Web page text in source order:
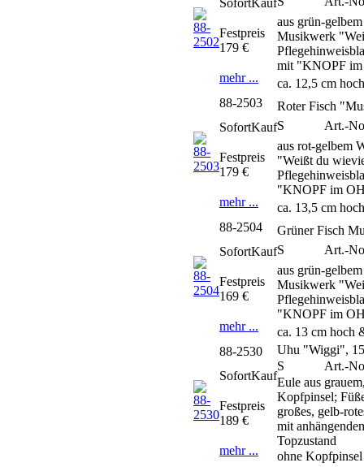
aus grün-
Musikwerk
mit "KNOPF im
ca. 12,5 cm
Festpreis
179 €
mehr ...
88-2503
Roter Fisch
S
Art.-
aus rot-gelbem
"Weißt du
"KNOPF im
ca. 13,5 cm
SofortKauf
Festpreis
179 €
mehr ...
88-2504
Grüner Fisch
S
Art.-
aus grün-
Musikwerk
"KNOPF im
ca. 13 cm hoch
SofortKauf
Festpreis
169 €
mehr ...
88-2530
Uhu "Wiggi",
S
Art.-
Eule aus
Kopfpinsel;
großes, gelb-
mit
Topzustand
ohne
SofortKauf
Festpreis
189 €
mehr ...